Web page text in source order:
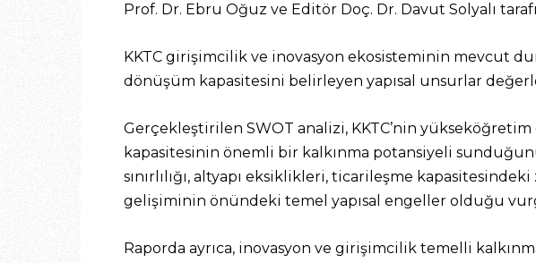
Prof. Dr. Ebru Oğuz ve Editör Doç. Dr. Davut Solyalı
KKTC girişimcilik ve inovasyon ekosisteminin mevcut
dönüşüm kapasitesini belirleyen yapısal unsurlar
Gerçekleştirilen SWOT analizi, KKTC’nin
kapasitesinin önemli bir kalkınma potansiyeli
sınırlılığı, altyapı eksiklikleri, ticarileşme
gelişiminin önündeki temel yapısal engeller olduğu
Raporda ayrıca, inovasyon ve girişimcilik temelli